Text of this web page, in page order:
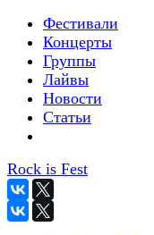
Фестивали
Концерты
Группы
Лайвы
Новости
Статьи
Rock is Fest